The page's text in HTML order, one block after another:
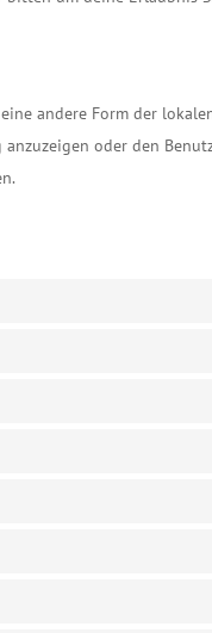
andere Form der
oder den